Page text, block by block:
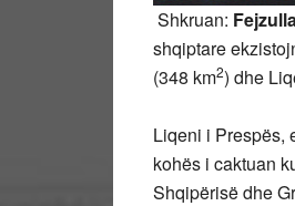
Shkruan:
shqiptare
(348 km2) dhe
Liqeni i Prespës,
kohës i caktuan
Shqipërisë dhe